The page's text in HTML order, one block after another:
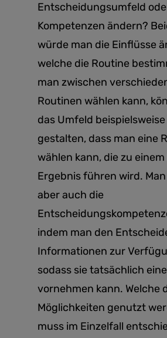
Entscheidungsumfeld
Kompetenzen ändern?
würde man die Einflüsse
welche die Routine
man zwischen
Routinen wählen kann,
das Umfeld beispielsweise
gestalten, dass man eine
wählen kann, die zu
Ergebnis führen wird.
aber auch die
indem man den
Informationen zur
sodass sie tatsächlich
vornehmen kann. Welche
Möglichkeiten genutzt
muss im Einzelfall